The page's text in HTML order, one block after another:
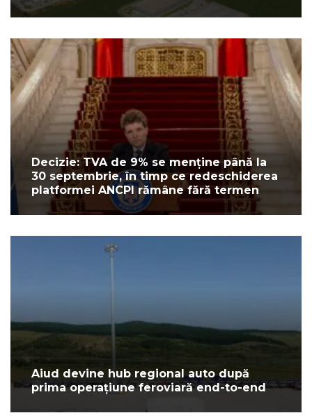
Decizie: TVA de 9% se menține până la
30 septembrie, în timp ce redeschiderea
platformei ANCPI rămâne fără termen
Aiud devine hub regional auto după
prima operațiune feroviară end-to-end